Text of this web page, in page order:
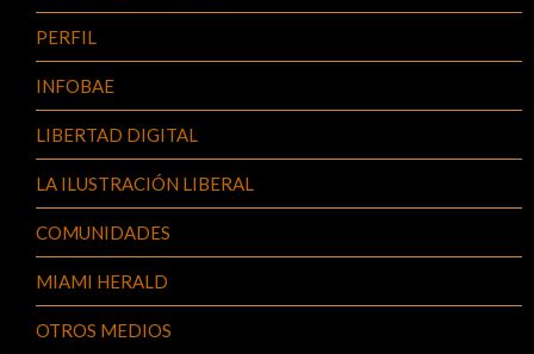
PERFIL
INFOBAE
LIBERTAD DIGITAL
LA ILUSTRACIÓN LIBERAL
COMUNIDADES
MIAMI HERALD
OTROS MEDIOS